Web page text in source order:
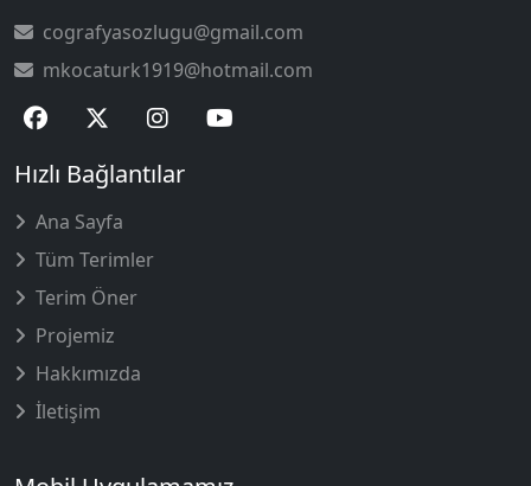
cografyasozlugu@gmail.com
mkocaturk1919@hotmail.com
Hızlı Bağlantılar
Ana Sayfa
Tüm Terimler
Terim Öner
Projemiz
Hakkımızda
İletişim